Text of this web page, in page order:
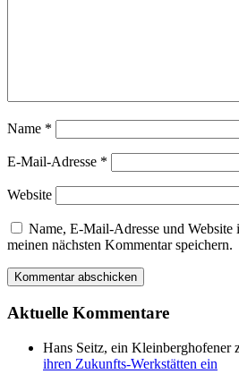
Name *
E-Mail-Adresse *
Website
Name, E-Mail-Adresse und Website
meinen nächsten Kommentar speichern.
Aktuelle Kommentare
Hans Seitz, ein Kleinberghofener
ihren Zukunfts-Werkstätten ein